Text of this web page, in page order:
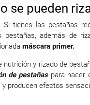
se pueden
tienes las pestañas
además de
máscara primer.
y rizado de
de pestañaspara hacer
producen efectos